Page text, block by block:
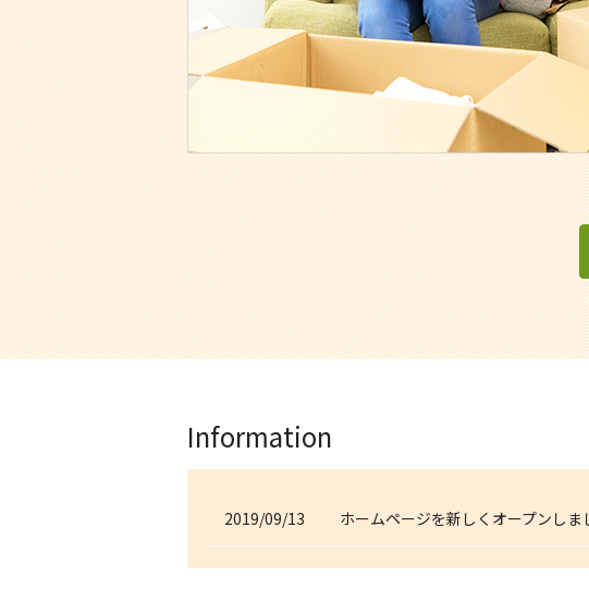
Information
2019/09/13 ホームページを新しくオープンしま